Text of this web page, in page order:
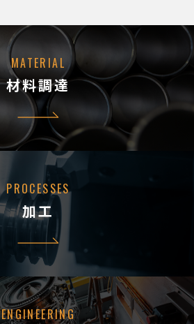
MATERIAL
材料調達
PROCESSES
加工
ENGINEERING